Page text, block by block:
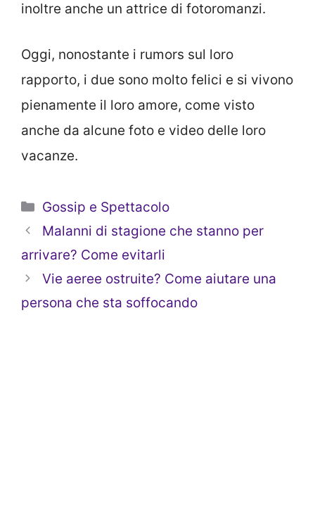
inoltre anche un attrice di fotoromanzi.
Oggi, nonostante i rumors sul loro
rapporto, i due sono molto felici e si vivono
pienamente il loro amore, come visto
anche da alcune foto e video delle loro
vacanze.
Categorie
Gossip e Spettacolo
Malanni di stagione che stanno per
arrivare? Come evitarli
Vie aeree ostruite? Come aiutare una
persona che sta soffocando